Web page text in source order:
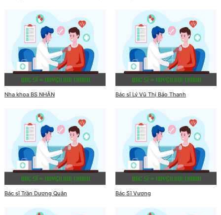
Nha khoa BS NHÂN Bác sĩ Lý Vũ Thị Bảo Thanh
Bác sĩ Trần Dương Quân Bác Sĩ Vương